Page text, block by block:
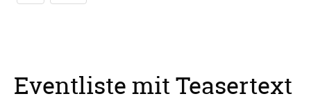
Eventliste mit Teasertext